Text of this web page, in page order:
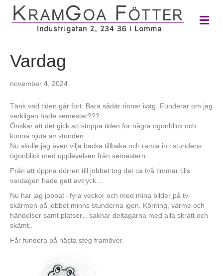
M
e
Vardag
november 4, 2024
Tänk vad tiden går fort. Bara sådär rinner iväg. Funderar om jag
verkligen hade semester???
Önskar att det gick att stoppa tiden för några ögonblick och
kunna njuta av stunden.
Nu skulle jag även vilja backa tillbaka och ramla in i stundens
ögonblick med upplevelsen från semestern.
Från att öppna dörren till jobbet tog det ca två timmar tills
vardagen hade gett avtryck…
Nu har jag jobbat i fyra veckor och med mina bilder på tv-
skärmen på jobbet minns stunderna igen. Körning, värme och
händelser samt platser…saknar deltagarna med alla skratt och
skämt..
Får fundera på nästa steg framöver.